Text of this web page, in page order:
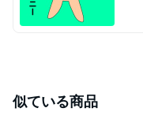
似ている商品